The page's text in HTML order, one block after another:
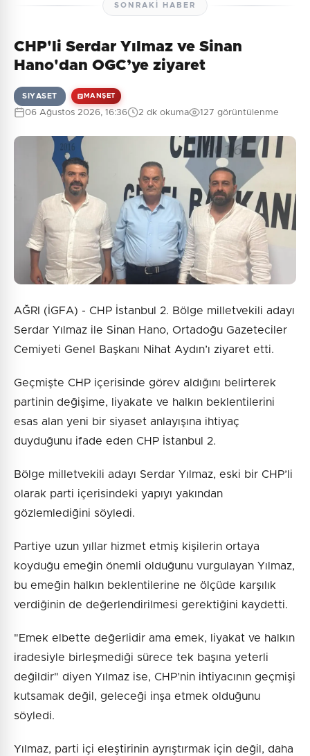
SONRAKI HABER
CHP'li Serdar Yılmaz ve Sinan
Hano'dan OGC’ye ziyaret
SIYASET MANŞET
06 Ağustos 2026, 16:36 2 dk okuma 127 görüntülenme
AĞRI (İGFA) - CHP İstanbul 2. Bölge milletvekili adayı
Serdar Yılmaz ile Sinan Hano, Ortadoğu Gazeteciler
Cemiyeti Genel Başkanı Nihat Aydın’ı ziyaret etti.
Geçmişte CHP içerisinde görev aldığını belirterek
partinin değişime, liyakate ve halkın beklentilerini
esas alan yeni bir siyaset anlayışına ihtiyaç
duyduğunu ifade eden CHP İstanbul 2.
Bölge milletvekili adayı Serdar Yılmaz, eski bir CHP’li
olarak parti içerisindeki yapıyı yakından
gözlemlediğini söyledi.
Partiye uzun yıllar hizmet etmiş kişilerin ortaya
koyduğu emeğin önemli olduğunu vurgulayan Yılmaz,
bu emeğin halkın beklentilerine ne ölçüde karşılık
verdiğinin de değerlendirilmesi gerektiğini kaydetti.
"Emek elbette değerlidir ama emek, liyakat ve halkın
iradesiyle birleşmediği sürece tek başına yeterli
değildir" diyen Yılmaz ise, CHP’nin ihtiyacının geçmişi
kutsamak değil, geleceği inşa etmek olduğunu
söyledi.
Yılmaz, parti içi eleştirinin ayrıştırmak için değil, daha